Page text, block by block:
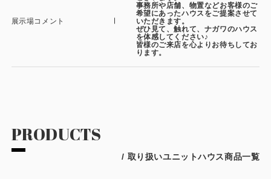
展示場コメント
事務所や店舗、物置などお客様のご
希望にあったハウスをご提案させて
いただきます。
ぜひ見て、触れて、ナガワのハウス
を体感してください♪
皆様のご来店を心よりお待ちしてお
ります。
PRODUCTS
/ 取り扱いユニットハウス商品一覧